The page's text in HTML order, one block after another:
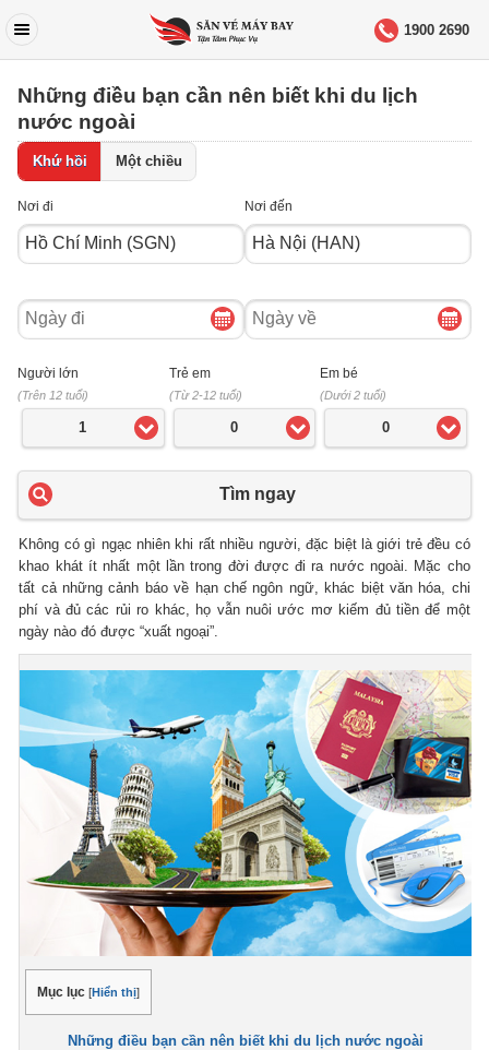
1900 2690
Những điều bạn cần nên biết khi du lịch
nước ngoài
Khứ hồi Một chiều
Nơi đi Nơi đến
Ngày
đi
Ngày
về
Người lớn
(Trên 12 tuổi)
1
Trẻ em
(Từ 2-12 tuổi)
0
Em bé
(Dưới 2 tuổi)
0
Tìm ngay
Không có gì ngạc nhiên khi rất nhiều người, đặc biệt là giới trẻ đều có
khao khát ít nhất một lần trong đời được đi ra nước ngoài. Mặc cho
tất cả những cảnh báo về hạn chế ngôn ngữ, khác biệt văn hóa, chi
phí và đủ các rủi ro khác, họ vẫn nuôi ước mơ kiếm đủ tiền để một
ngày nào đó được “xuất ngoại”.
Mục lục [Hiển thị]
Những điều bạn cần nên biết khi du lịch nước ngoài